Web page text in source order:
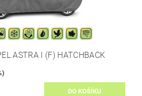
ASTRA I (F) HATCHBACK